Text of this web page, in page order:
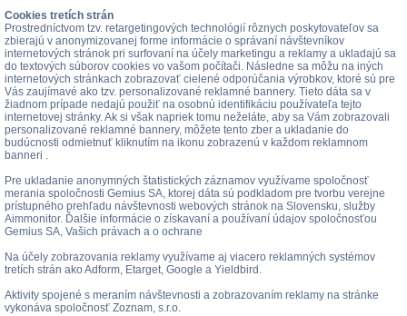
Cookies tretích strán
Prostredníctvom tzv. retargetingových technológií rôznych poskytovateľov sa
zbierajú v anonymizovanej forme informácie o správaní návštevníkov
internetových stránok pri surfovaní na účely marketingu a reklamy a ukladajú sa
do textových súborov cookies vo vašom počítači. Následne sa môžu na iných
internetových stránkach zobrazovať cielené odporúčania výrobkov, ktoré sú pre
Vás zaujímavé ako tzv. personalizované reklamné bannery. Tieto dáta sa v
žiadnom prípade nedajú použiť na osobnú identifikáciu používateľa tejto
internetovej stránky. Ak si však napriek tomu neželáte, aby sa Vám zobrazovali
personalizované reklamné bannery, môžete tento zber a ukladanie do
budúcnosti odmietnuť kliknutím na ikonu zobrazenú v každom reklamnom
banneri .
Pre ukladanie anonymných štatistických záznamov využívame spoločnosť
merania spoločnosti Gemius SA, ktorej dáta sú podkladom pre tvorbu verejne
prístupného prehľadu návštevnosti webových stránok na Slovensku, služby
Aimmonitor. Ďalšie informácie o získavaní a používaní údajov spoločnosťou
Gemius SA, Vašich právach a o ochrane
Na účely zobrazovania reklamy využívame aj viacero reklamných systémov
tretích strán ako Adform, Etarget, Google a Yieldbird.
Aktivity spojené s meraním návštevnosti a zobrazovaním reklamy na stránke
vykonáva spoločnosť Zoznam, s.r.o.